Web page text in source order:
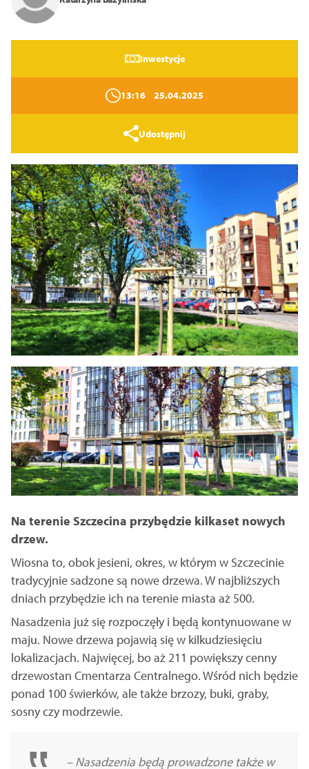
Inwestycje
13:16 25.04.2025
Udostępnij
Na terenie Szczecina przybędzie kilkaset nowych
drzew.
Wiosna to, obok jesieni, okres, w którym w Szczecinie
tradycyjnie sadzone są nowe drzewa. W najbliższych
dniach przybędzie ich na terenie miasta aż 500.
Nasadzenia już się rozpoczęły i będą kontynuowane w
maju. Nowe drzewa pojawią się w kilkudziesięciu
lokalizacjach. Najwięcej, bo aż 211 powiększy cenny
drzewostan Cmentarza Centralnego. Wśród nich będzie
ponad 100 świerków, ale także brzozy, buki, graby,
sosny czy modrzewie.
– Nasadzenia będą prowadzone także w